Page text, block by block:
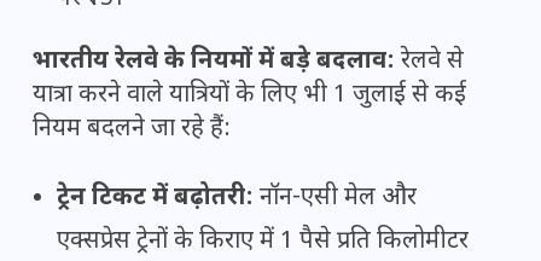
भारतीय रेलवे के नियमों में बड़े बदलाव: रेलवे से
यात्रा करने वाले यात्रियों के लिए भी 1 जुलाई से कई
नियम बदलने जा रहे हैं:
ट्रेन टिकट में बढ़ोतरी: नॉन-एसी मेल और
एक्सप्रेस ट्रेनों के किराए में 1 पैसे प्रति किलोमीटर